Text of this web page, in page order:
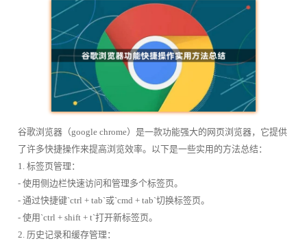
谷歌浏览器（google chrome）是一款功能强大的网页浏览器，它提供
了许多快捷操作来提高浏览效率。以下是一些实用的方法总结：
1. 标签页管理：
- 使用侧边栏快速访问和管理多个标签页。
- 通过快捷键`ctrl + tab`或`cmd + tab`切换标签页。
- 使用`ctrl + shift + t`打开新标签页。
2. 历史记录和缓存管理：